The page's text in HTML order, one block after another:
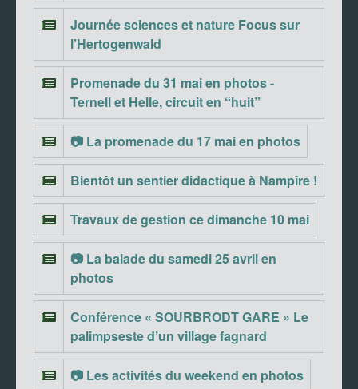
Journée sciences et nature Focus sur
l’Hertogenwald
Promenade du 31 mai en photos -
Ternell et Helle, circuit en “huit”
📷 La promenade du 17 mai en photos
Bientôt un sentier didactique à Nampîre !
Travaux de gestion ce dimanche 10 mai
📷 La balade du samedi 25 avril en
photos
Conférence « SOURBRODT GARE » Le
palimpseste d’un village fagnard
📷 Les activités du weekend en photos